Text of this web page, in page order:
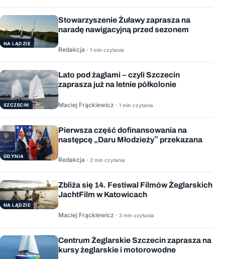
NA LĄDZIE
Stowarzyszenie Żuławy zaprasza na
naradę nawigacyjną przed sezonem
Redakcja · 1 min czytania
SZCZECIN
Lato pod żaglami – czyli Szczecin
zaprasza już na letnie półkolonie
Maciej Frąckiewicz · 1 min czytania
GDYNIA
Pierwsza część dofinansowania na
następcę „Daru Młodzieży” przekazana
Redakcja · 2 min czytania
NA LĄDZIE
Zbliża się 14. Festiwal Filmów Żeglarskich
JachtFilm w Katowicach
Maciej Frąckiewicz · 3 min czytania
Centrum Żeglarskie Szczecin zaprasza na
kursy żeglarskie i motorowodne